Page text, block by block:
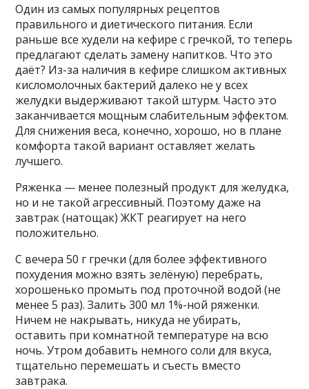
Один из самых популярных рецептов
правильного и диетического питания. Если
раньше все худели на кефире с гречкой, то теперь
предлагают сделать замену напитков. Что это
даёт? Из-за наличия в кефире слишком активных
кисломолочных бактерий далеко не у всех
желудки выдерживают такой штурм. Часто это
заканчивается мощным слабительным эффектом.
Для снижения веса, конечно, хорошо, но в плане
комфорта такой вариант оставляет желать
лучшего.
Ряженка — менее полезный продукт для желудка,
но и не такой агрессивный. Поэтому даже на
завтрак (натощак) ЖКТ реагирует на него
положительно.
С вечера 50 г гречки (для более эффективного
похудения можно взять зелёную) перебрать,
хорошенько промыть под проточной водой (не
менее 5 раз). Залить 300 мл 1%-ной ряженки.
Ничем не накрывать, никуда не убирать,
оставить при комнатной температуре на всю
ночь. Утром добавить немного соли для вкуса,
тщательно перемешать и съесть вместо
завтрака.